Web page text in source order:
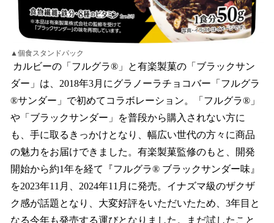
▲個食スタンドパック
カルビーの「フルグラ®」と有楽製菓の「ブラックサン
ダー」は、2018年3月にグラノーラチョコバー「フルグラ
®サンダー」で初めてコラボレーション。「フルグラ®」
や「ブラックサンダー」を普段から購入されない方に
も、手に取るきっかけとなり、幅広い世代の方々に商品
の魅力をお届けできました。有楽製菓監修のもと、開発
開始から約1年を経て『フルグラ® ブラックサンダー味』
を2023年11月、2024年11月に発売。イナズマ級のザクザ
ク感が話題となり、大変好評をいただいたため、3年目と
なる今年も発売する運びとなりました。まだ試したこと